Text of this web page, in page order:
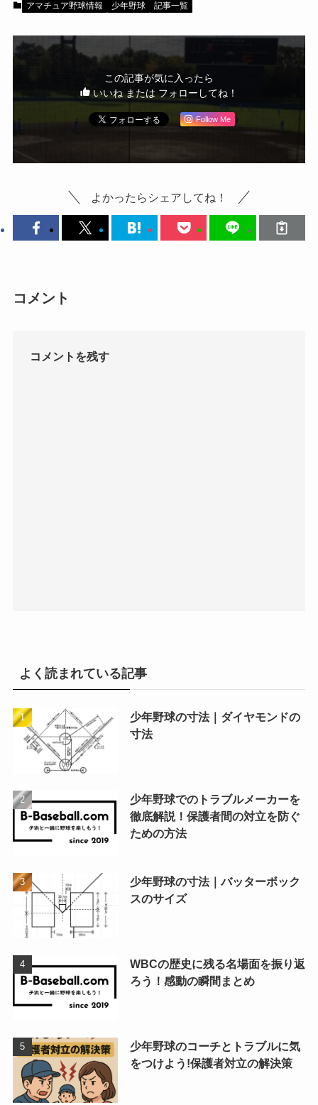
アマチュア野球情報 少年野球 記事一覧
この記事が気に入ったら
いいね または フォローしてね！
Follow Me
よかったらシェアしてね！
コメント
コメントを残す
よく読まれている記事
少年野球の寸法｜ダイヤモンドの
寸法
少年野球でのトラブルメーカーを
徹底解説！保護者間の対立を防ぐ
ための方法
少年野球の寸法｜バッターボック
スのサイズ
WBCの歴史に残る名場面を振り返
ろう！感動の瞬間まとめ
少年野球のコーチとトラブルに気
をつけよう!保護者対立の解決策